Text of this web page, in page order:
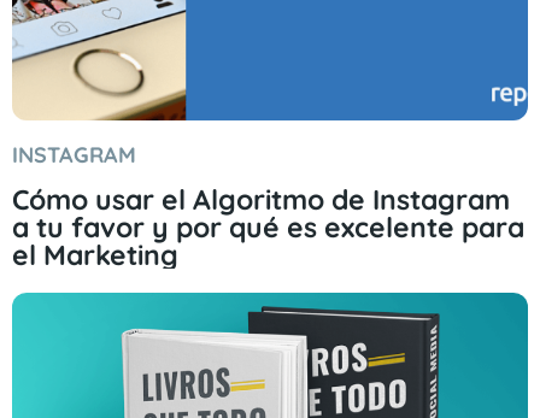
INSTAGRAM
Cómo usar el Algoritmo de Instagram
a tu favor y por qué es excelente para
el Marketing